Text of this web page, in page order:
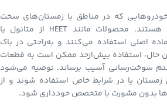
که در مناطق با زمستان‌های سخت
استفاده می‌شوند، ضروری هستند. محصولات مانند HEET از متانول یا
اصلی استفاده می‌کنند و به‌راحتی در باک
حال، استفاده بیش‌ازحد ممکن است به قطعات
سوخت‌رسانی آسیب برساند. توصیه می‌شود
یا در شرایط خاص استفاده شوند و از
بدون مشورت با متخصص خودداری شود.